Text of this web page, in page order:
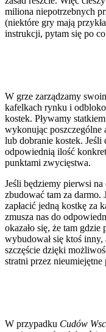
miliona niepotrzebnych
(niektóre gry mają
instrukcji, pytam się po
W grze zarządzamy
kafelkach rynku i
kostek. Pływamy
wykonując poszczególne
lub dobranie kostek. Jeśli
odpowiednią ilość
punktami zwycięstwa.
Jeśli będziemy pierwsi
zbudować tam za darmo.
zapłacić jedną kostkę za
zmusza nas do
okazało się, że tam gdzie
wybudował się ktoś inny,
szczęście dzięki
stratni przez nieumiejętne
W przypadku Cudów